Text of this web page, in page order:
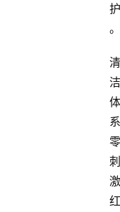
护
。
清
洁
体
系
零
刺
激
红